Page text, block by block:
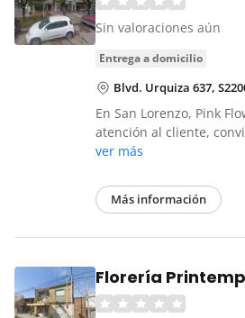
Sin valoraciones aún
entrega a domicilio
Blvd. Urquiza 637,
En San Lorenzo, Pink
atención al cliente,
ver más
Más información
Florería